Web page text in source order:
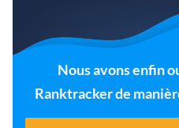
Nous avons enfin
Ranktracker de